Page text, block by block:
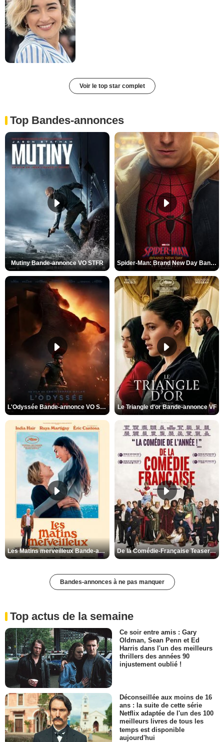
Voir le top star complet
Top Bandes-annonces
Mutiny Bande-annonce VO STFR Spider-Man: Brand New Day Bande-annonce VO STFR
L'Odyssée Bande-annonce VO STFR Le Triangle d'or Bande-annonce VF
Les Matins merveilleux Bande-annonce VF De la Comédie-Française Teaser VF
Bandes-annonces à ne pas manquer
Top actus de la semaine
Ce soir entre amis : Gary
Oldman, Sean Penn et Ed
Harris dans l'un des meilleurs
thrillers des années 90
injustement oublié !
Déconseillée aux moins de 16
ans : la suite de cette série
Netflix adaptée de l'un des 100
meilleurs livres de tous les
temps est disponible
aujourd'hui